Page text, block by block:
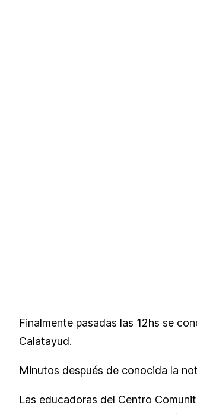
Finalmente pasadas las 12hs se
Calatayud.
Minutos después de conocida la
Las educadoras del Centro